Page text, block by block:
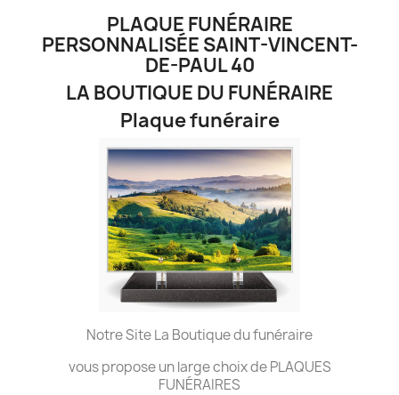
PLAQUE FUNÉRAIRE
PERSONNALISÉE SAINT-VINCENT-
DE-PAUL 40
LA BOUTIQUE DU FUNÉRAIRE
Plaque funéraire
Notre Site La Boutique du funéraire
vous propose un large choix de PLAQUES
FUNÉRAIRES